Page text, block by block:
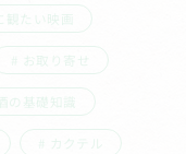
観たい映画
お取り寄せ
の基礎知識
カクテル